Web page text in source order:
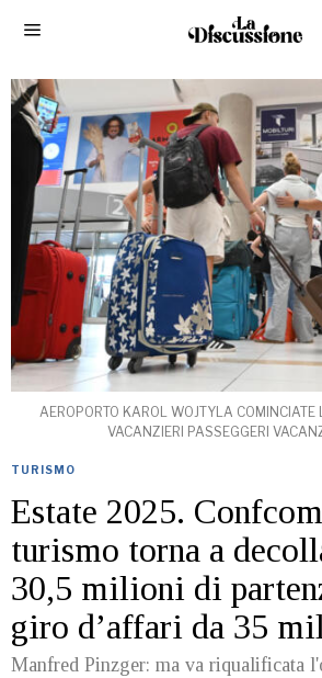
AEROPORTO KAROL WOJTYLA COMINCIATE
VACANZIERI PASSEGGERI
TURISMO
Estate 2025.
turismo torna a
30,5 milioni di
giro d’affari da 35
Manfred Pinzger: ma va riqualificata